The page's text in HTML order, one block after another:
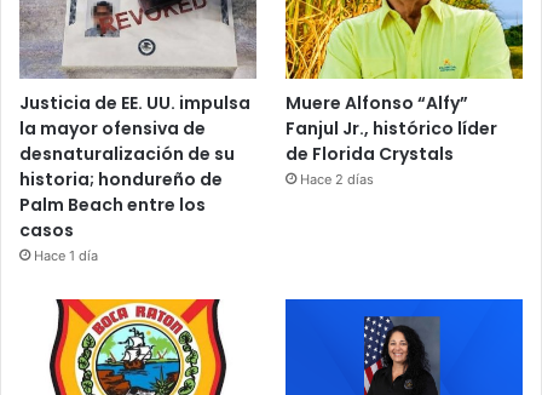
Justicia de EE. UU. impulsa
la mayor ofensiva de
desnaturalización de su
historia; hondureño de
Palm Beach entre los
casos
Hace 1 día
Muere Alfonso “Alfy”
Fanjul Jr., histórico líder
de Florida Crystals
Hace 2 días